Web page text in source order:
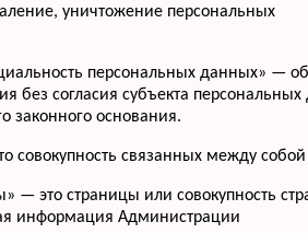
уничтожение персональных
персональных данных» —
без согласия субъекта
законного основания.
совокупность связанных между
— это страницы или совокупность
информация Администрации